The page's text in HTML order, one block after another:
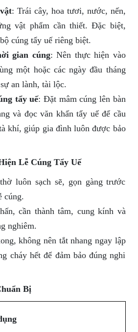
: Trái cây, hoa tươi, nước, nến,
vật phẩm cần thiết. Đặc biệt,
cúng tẩy uế riêng biệt.
gian cúng: Nên thực hiện vào
một hoặc các ngày đầu tháng
an lành, tài lộc.
tẩy uế: Đặt mâm cúng lên bàn
và đọc văn khấn tẩy uế để cầu
khí, giúp gia đình luôn được bảo
Lễ Cúng Tẩy Uế
luôn sạch sẽ, gọn gàng trước
cúng.
cần thành tâm, cung kính và
nghiêm.
không nên tắt nhang ngay lập
cháy hết để đảm bảo đúng nghi
Bị